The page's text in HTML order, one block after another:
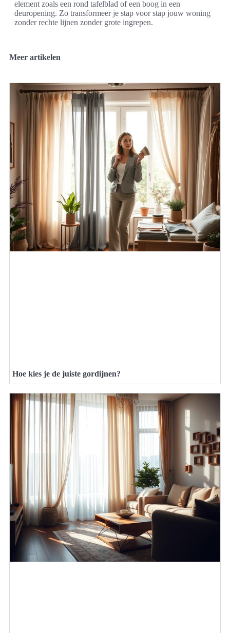
element zoals een rond tafelblad of een boog in een
deuropening. Zo transformeer je stap voor stap jouw woning
zonder rechte lijnen zonder grote ingrepen.
Meer artikelen
Hoe kies je de juiste gordijnen?